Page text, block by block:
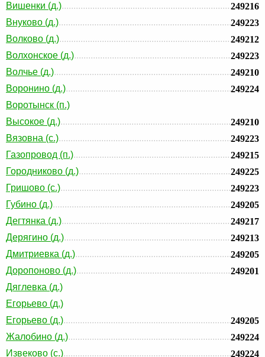
Вишенки (д.)
249216
Внуково (д.)
249223
Волково (д.)
249212
Волхонское (д.)
249223
Волчье (д.)
249210
Воронино (д.)
249224
Воротынск (п.)
Высокое (д.)
249210
Вязовна (с.)
249223
Газопровод (п.)
249215
Городниково (д.)
249225
Гришово (с.)
249223
Губино (д.)
249205
Дегтянка (д.)
249217
Дерягино (д.)
249213
Дмитриевка (д.)
249205
Доропоново (д.)
249201
Дяглевка (д.)
Егорьево (д.)
Егорьево (д.)
249205
Жалобино (д.)
249224
Извеково (с.)
249224